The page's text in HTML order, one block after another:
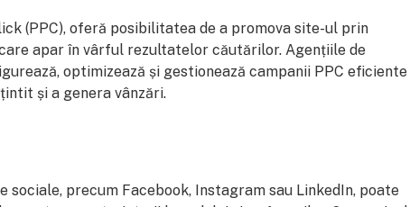
(PPC), oferă posibilitatea de a promova site-ul prin
apar în vârful rezultatelor căutărilor. Agențiile de
optimizează și gestionează campanii PPC eficiente
și a genera vânzări.
sociale, precum Facebook, Instagram sau LinkedIn, poate